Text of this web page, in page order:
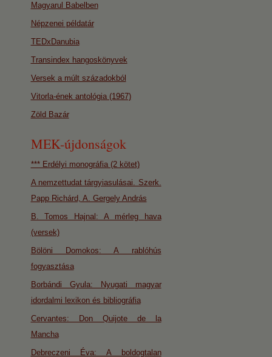
Magyarul Babelben
Népzenei példatár
TEDxDanubia
Transindex hangoskönyvek
Versek a múlt századokból
Vitorla-ének antológia (1967)
Zöld Bazár
MEK-újdonságok
*** Erdélyi monográfia (2 kötet)
A nemzettudat tárgyiasulásai. Szerk.
Papp Richárd, A. Gergely András
B. Tomos Hajnal: A mérleg hava
(versek)
Bölöni Domokos: A rablóhús
fogyasztása
Borbándi Gyula: Nyugati magyar
idordalmi lexikon és bibliográfia
Cervantes: Don Quijote de la
Mancha
Debreczeni Éva: A boldogtalan